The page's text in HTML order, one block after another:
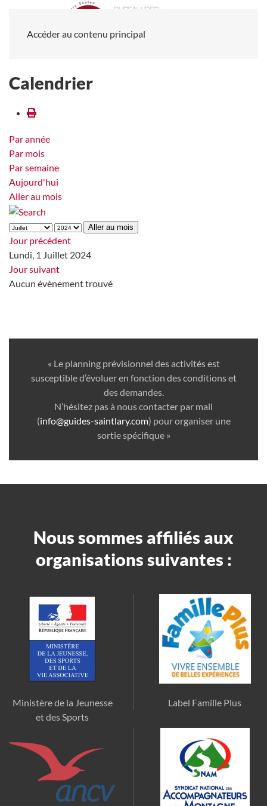
Accéder au contenu principal
Calendrier
Par année
Par mois
Par semaine
Aujourd'hui
Aller au mois
Aller au mois
Jour précédent
Lundi, 1 Juillet 2024
Jour suivant
Aucun évènement trouvé
« Le planning prévisionnel des activités est
susceptible d’évoluer en fonction des conditions et
des demandes.
N’hésitez pas à nous contacter par mail
(info@guides-saintlary.com) pour organiser une
sortie spécifique »
Nous sommes affiliés aux
organisations suivantes :
Ministère de la Jeunesse
et des Sports
Label Famille Plus